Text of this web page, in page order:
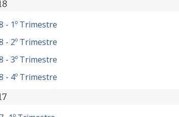
- 1º Trimestre
- 2º Trimestre
- 3º Trimestre
- 4º Trimestre